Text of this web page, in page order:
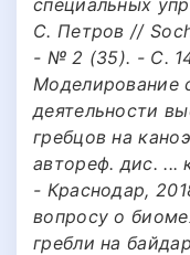
С. Петров //
- № 2 (35). - С.
Моделирование
деятельности
гребцов на
автореф. дис. ...
- Краснодар,
вопросу о
гребли на